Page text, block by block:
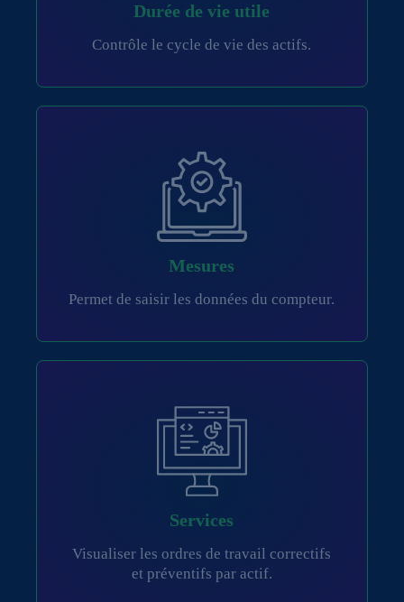
Durée de vie utile
Contrôle le cycle de vie des actifs.
Mesures
Permet de saisir les données du compteur.
Services
Visualiser les ordres de travail correctifs
et préventifs par actif.